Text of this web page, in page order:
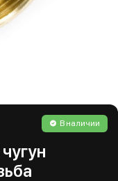
В наличии